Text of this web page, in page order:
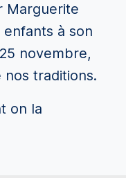
Marguerite
à son
novembre,
traditions.
on la